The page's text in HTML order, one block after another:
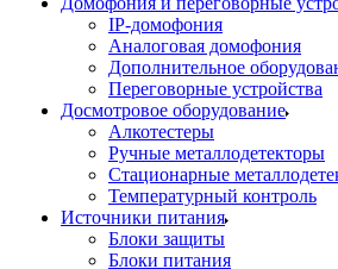
IP-домофония
Аналоговая домофония
Дополнительное
Переговорные устройства
Досмотровое оборудование
Алкотестеры
Ручные металлодетекторы
Стационарные
Температурный контроль
Источники питания
Блоки защиты
Блоки питания